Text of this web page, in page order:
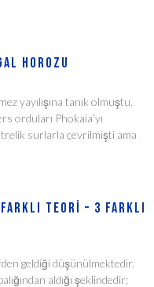
Horozu
yayılışına tanık olmuştu.
orduları Phokaia’yı
surlarla çevrilmişti ama
Teori – 3 Farklı
geldiği düşünülmektedir.
aldığı şeklindedir;